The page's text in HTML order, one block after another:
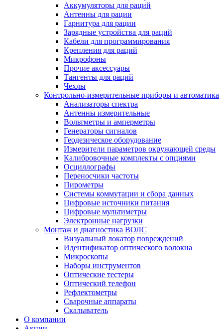
Аккумуляторы для раций
Антенны для рации
Гарнитура для рации
Зарядные устройства для раций
Кабели для программирования
Крепления для раций
Микрофоны
Прочие аксессуары
Тангенты для раций
Чехлы
Контрольно-измерительные приборы и автоматика
Анализаторы спектра
Антенны измерительные
Вольтметры и амперметры
Генераторы сигналов
Геодезическое оборудование
Измерители параметров окружающей среды
Калибровочные комплекты с опциями
Осциллографы
Переносчики частоты
Пирометры
Системы коммутации и сбора данных
Цифровые источники питания
Цифровые мультиметры
Электронные нагрузки
Монтаж и диагностика ВОЛС
Визуальный локатор повреждений
Идентификатор оптического волокна
Микроскопы
Наборы инструментов
Оптические тестеры
Оптический телефон
Рефлектометры
Сварочные аппараты
Скалыватель
О компании